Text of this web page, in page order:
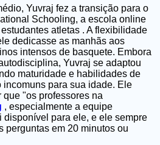
Yuvraj fez a transição para o
Schooling, a escola online
atletas . A flexibilidade
dedicasse as manhãs aos
intensos de basquete. Embora
Yuvraj se adaptou
maturidade e habilidades de
incomuns para sua idade. Ele
que "os professores na
, especialmente a equipe
disponível para ele, e ele sempre
perguntas em 20 minutos ou